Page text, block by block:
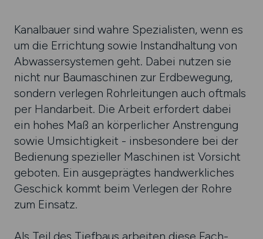
Kanalbauer sind wahre Spezia­listen, wenn es
um die Errich­tung sowie Instand­haltung von
Abwasser­systemen geht. Dabei nutzen sie
nicht nur Bau­maschinen zur Erd­bewegung,
sondern ver­legen Rohr­leitun­gen auch oft­mals
per Hand­arbeit. Die Arbeit erfor­dert dabei
ein hohes Maß an körper­licher Anstren­gung
sowie Umsichtig­keit - ins­beson­dere bei der
Bedie­nung speziel­ler Maschinen ist Vor­sicht
geboten. Ein ausge­prägtes hand­werk­liches
Geschick kommt beim Ver­legen der Rohre
zum Ein­satz.
Als Teil des Tiefbaus arbeiten diese Fach­